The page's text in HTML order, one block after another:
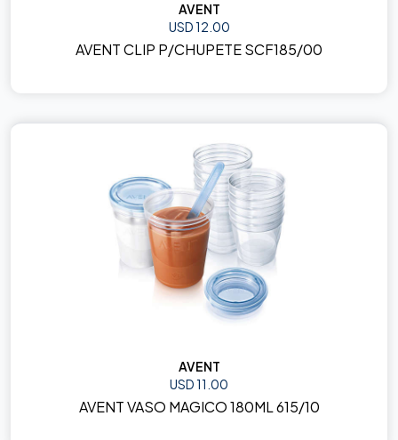
AVENT
USD 12.00
AVENT CLIP P/CHUPETE SCF185/00
AVENT
USD 11.00
AVENT VASO MAGICO 180ML 615/10